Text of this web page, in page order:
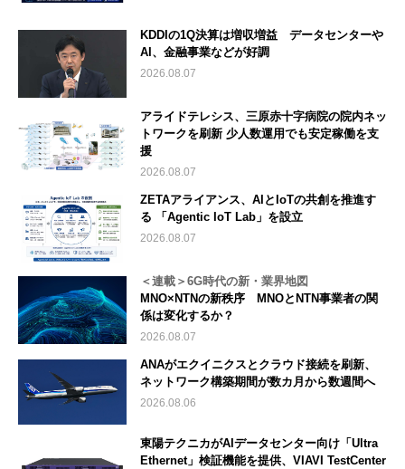
KDDIの1Q決算は増収増益 データセンターや
AI、金融事業などが好調
2026.08.07
アライドテレシス、三原赤十字病院の院内ネッ
トワークを刷新 少人数運用でも安定稼働を支
援
2026.08.07
ZETAアライアンス、AIとIoTの共創を推進す
る 「Agentic IoT Lab」を設立
2026.08.07
＜連載＞6G時代の新・業界地図
MNO×NTNの新秩序 MNOとNTN事業者の関
係は変化するか？
2026.08.07
ANAがエクイニクスとクラウド接続を刷新、
ネットワーク構築期間が数カ月から数週間へ
2026.08.06
東陽テクニカがAIデータセンター向け「Ultra
Ethernet」検証機能を提供、VIAVI TestCenter